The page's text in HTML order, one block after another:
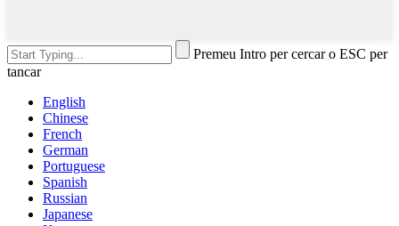
Premeu Intro per cercar o ESC per
tancar
English
Chinese
French
German
Portuguese
Spanish
Russian
Japanese